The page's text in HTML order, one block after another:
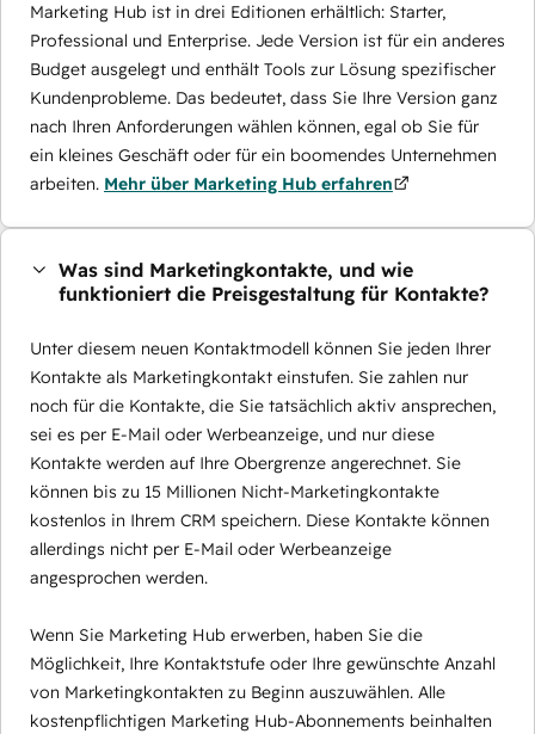
Marketing Hub ist in drei Editionen erhältlich: Starter,
Professional und Enterprise. Jede Version ist für ein anderes
Budget ausgelegt und enthält Tools zur Lösung spezifischer
Kundenprobleme. Das bedeutet, dass Sie Ihre Version ganz
nach Ihren Anforderungen wählen können, egal ob Sie für
ein kleines Geschäft oder für ein boomendes Unternehmen
arbeiten. Mehr über Marketing Hub erfahren
Was sind Marketingkontakte, und wie
funktioniert die Preisgestaltung für Kontakte?
Unter diesem neuen Kontaktmodell können Sie jeden Ihrer
Kontakte als Marketingkontakt einstufen. Sie zahlen nur
noch für die Kontakte, die Sie tatsächlich aktiv ansprechen,
sei es per E-Mail oder Werbeanzeige, und nur diese
Kontakte werden auf Ihre Obergrenze angerechnet. Sie
können bis zu 15 Millionen Nicht-Marketingkontakte
kostenlos in Ihrem CRM speichern. Diese Kontakte können
allerdings nicht per E-Mail oder Werbeanzeige
angesprochen werden.
Wenn Sie Marketing Hub erwerben, haben Sie die
Möglichkeit, Ihre Kontaktstufe oder Ihre gewünschte Anzahl
von Marketingkontakten zu Beginn auszuwählen. Alle
kostenpflichtigen Marketing Hub-Abonnements beinhalten